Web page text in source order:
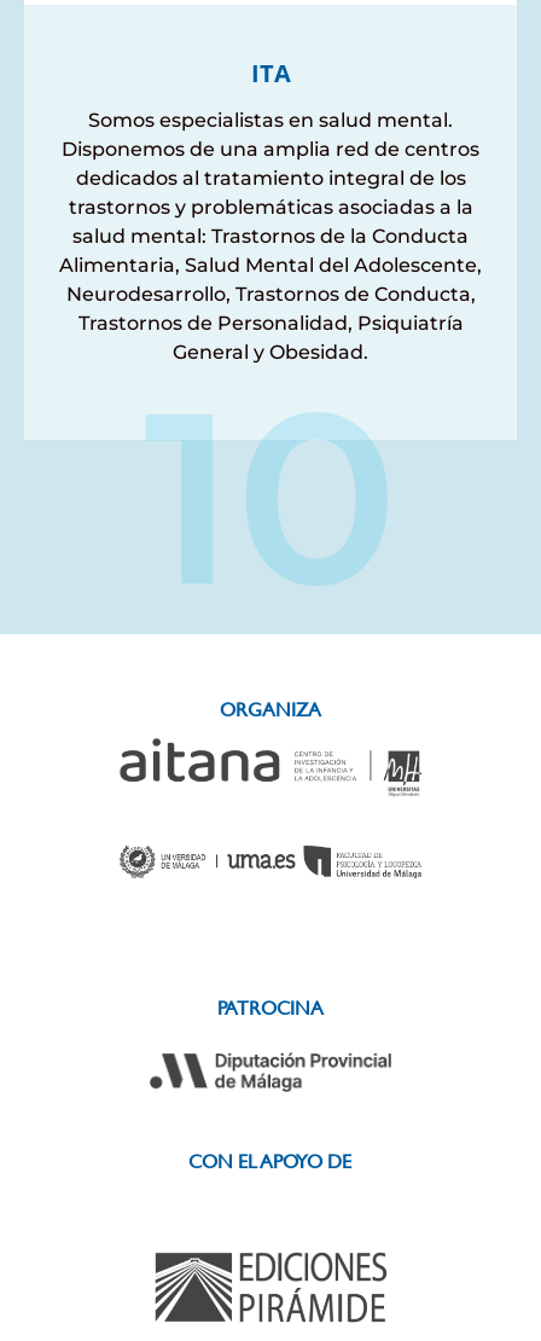
ITA
Somos especialistas en salud mental.
Disponemos de una amplia red de centros
dedicados al tratamiento integral de los
trastornos y problemáticas asociadas a la
salud mental: Trastornos de la Conducta
Alimentaria, Salud Mental del Adolescente,
Neurodesarrollo, Trastornos de Conducta,
Trastornos de Personalidad, Psiquiatría
General y Obesidad.
10
ORGANIZA
PATROCINA
CON EL APOYO DE